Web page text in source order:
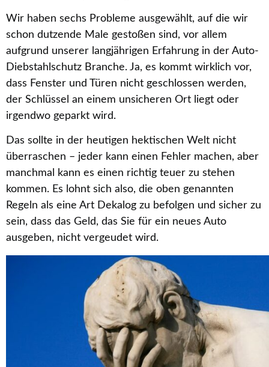
Wir haben sechs Probleme ausgewählt, auf die wir
schon dutzende Male gestoßen sind, vor allem
aufgrund unserer langjährigen Erfahrung in der Auto-
Diebstahlschutz Branche. Ja, es kommt wirklich vor,
dass Fenster und Türen nicht geschlossen werden,
der Schlüssel an einem unsicheren Ort liegt oder
irgendwo geparkt wird.
Das sollte in der heutigen hektischen Welt nicht
überraschen – jeder kann einen Fehler machen, aber
manchmal kann es einen richtig teuer zu stehen
kommen. Es lohnt sich also, die oben genannten
Regeln als eine Art Dekalog zu befolgen und sicher zu
sein, dass das Geld, das Sie für ein neues Auto
ausgeben, nicht vergeudet wird.